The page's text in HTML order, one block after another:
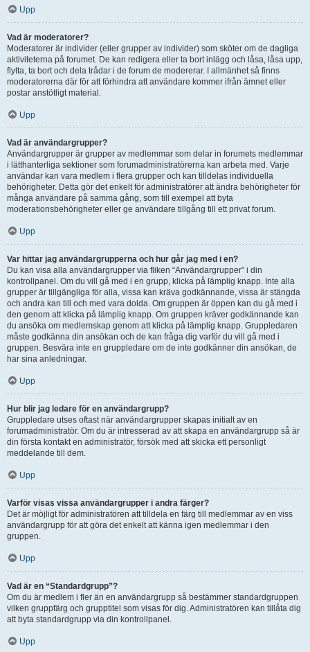
Upp
Vad är moderatorer?
Moderatorer är individer (eller grupper av individer) som sköter om de dagliga
aktiviteterna på forumet. De kan redigera eller ta bort inlägg och låsa, låsa upp,
flytta, ta bort och dela trådar i de forum de modererar. I allmänhet så finns
moderatorerna där för att förhindra att användare kommer ifrån ämnet eller
postar anstötligt material.
Upp
Vad är användargrupper?
Användargrupper är grupper av medlemmar som delar in forumets medlemmar
i lätthanterliga sektioner som forumadministratörerna kan arbeta med. Varje
användar kan vara medlem i flera grupper och kan tilldelas individuella
behörigheter. Detta gör det enkelt för administratörer att ändra behörigheter för
många användare på samma gång, som till exempel att byta
moderationsbehörigheter eller ge användare tillgång till ett privat forum.
Upp
Var hittar jag användargrupperna och hur går jag med i en?
Du kan visa alla användargrupper via fliken “Användargrupper” i din
kontrollpanel. Om du vill gå med i en grupp, klicka på lämplig knapp. Inte alla
grupper är tillgängliga för alla, vissa kan kräva godkännande, vissa är stängda
och andra kan till och med vara dolda. Om gruppen är öppen kan du gå med i
den genom att klicka på lämplig knapp. Om gruppen kräver godkännande kan
du ansöka om medlemskap genom att klicka på lämplig knapp. Gruppledaren
måste godkänna din ansökan och de kan fråga dig varför du vill gå med i
gruppen. Besvära inte en gruppledare om de inte godkänner din ansökan, de
har sina anledningar.
Upp
Hur blir jag ledare för en användargrupp?
Gruppledare utses oftast när användargrupper skapas initialt av en
forumadministratör. Om du är intresserad av att skapa en användargrupp så är
din första kontakt en administratör, försök med att skicka ett personligt
meddelande till dem.
Upp
Varför visas vissa användargrupper i andra färger?
Det är möjligt för administratören att tilldela en färg till medlemmar av en viss
användargrupp för att göra det enkelt att känna igen medlemmar i den
gruppen.
Upp
Vad är en “Standardgrupp”?
Om du är medlem i fler än en användargrupp så bestämmer standardgruppen
vilken gruppfärg och grupptitel som visas för dig. Administratören kan tillåta dig
att byta standardgrupp via din kontrollpanel.
Upp